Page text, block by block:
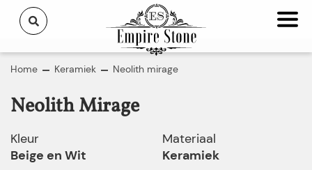
Home Keramiek Neolith mirage
Neolith Mirage
Kleur
Beige en Wit
Materiaal
Keramiek